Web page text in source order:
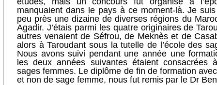
manquaient dans le pays à ce moment-là. Je
peu près une dizaine de diverses régions du
Agadir. J’étais parmi les quatre originaires de
autres venaient de Séfrou, de Meknès et de
alors à Taroudant sous la tutelle de l’école des
Nous avons suivi pendant une année une
les deux années suivantes étaient consacrées
sages femmes. Le diplôme de fin de formation
et non de sage femme, nous fut remis par le Dr